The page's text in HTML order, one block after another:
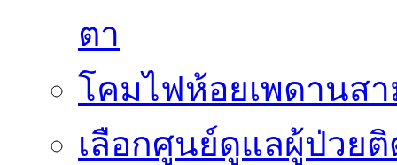
ตา
โคมไฟห้อยเพดานส
เลือกศูนย์ดูแลผู้ป่วย